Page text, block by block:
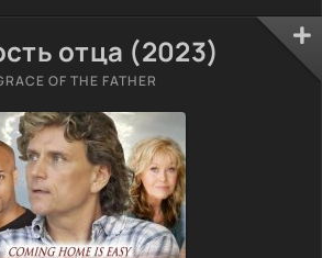
отца (2023)
OF THE FATHER